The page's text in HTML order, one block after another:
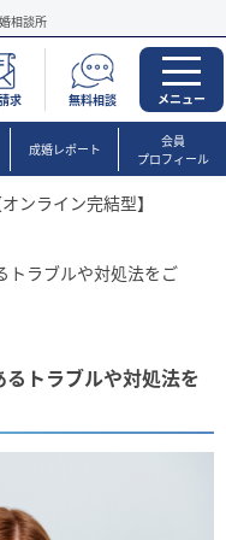
相談所
求 無料相談 メニュー
成婚レポート
会員
プロフィール
ンライン完結型】
トラブルや対処法をご
トラブルや対処法を